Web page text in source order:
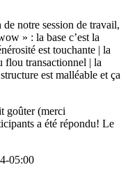
notre session de travail,
» : la base c’est la
est touchante | la
flou transactionnel | la
est malléable et ça
goûter (merci
a été répondu! Le
05:00